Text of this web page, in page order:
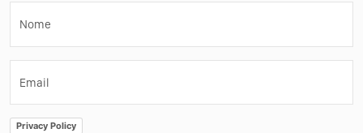
Nome
Email
Privacy Policy